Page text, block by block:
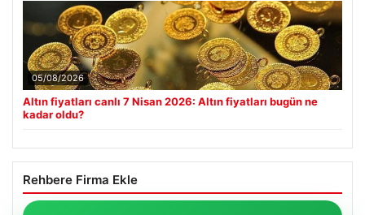
05/08/2026
Altın fiyatları canlı 7 Nisan 2026: Altın fiyatları bugün ne
kadar oldu?
Rehbere Firma Ekle